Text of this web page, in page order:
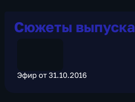
Сюжеты выпуска
Эфир от 31.10.2016